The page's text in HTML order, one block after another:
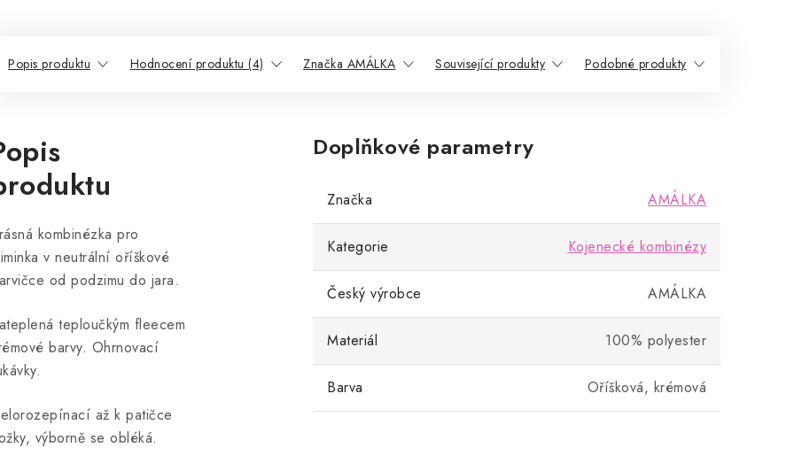
Popis produktu Hodnocení produktu (4) Značka AMÁLKA Související produkty Podobné produkty
kombinézka pro
v neutrální oříškové
od podzimu do jara.
teploučkým fleecem
barvy. Ohrnovací
až k patičce
výborně se obléká.
Doplňkové parametry
Značka AMÁLKA
Kategorie Kojenecké kombinézy
Český výrobce AMÁLKA
Materiál 100% polyester
Barva Oříšková, krémová